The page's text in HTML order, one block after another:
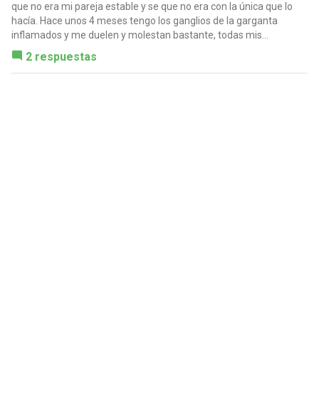
que no era mi pareja estable y se que no era con la única que lo
hacía. Hace unos 4 meses tengo los ganglios de la garganta
inflamados y me duelen y molestan bastante, todas mis...
2 respuestas